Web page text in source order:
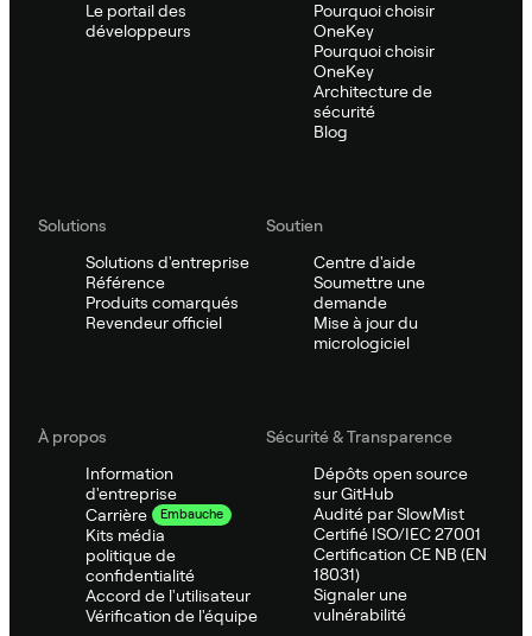
Le portail des
développeurs
Pourquoi choisir
OneKey
Pourquoi choisir
OneKey
Architecture de
sécurité
Blog
Solutions
Solutions d'entreprise
Référence
Produits comarqués
Revendeur officiel
Soutien
Centre d'aide
Soumettre une
demande
Mise à jour du
micrologiciel
À propos
Information
d'entreprise
Carrière
Embauche
Kits média
politique de
confidentialité
Accord de l'utilisateur
Vérification de l'équipe
Sécurité & Transparence
Dépôts open source
sur GitHub
Audité par SlowMist
Certifié ISO/IEC 27001
Certification CE NB (EN
18031)
Signaler une
vulnérabilité